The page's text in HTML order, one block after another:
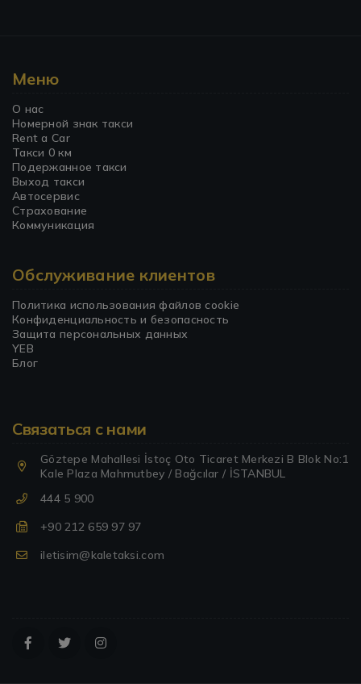
Меню
О нас
Номерной знак такси
Rent a Car
Такси 0 км
Подержанное такси
Выход такси
Автосервис
Страхование
Коммуникация
Обслуживание клиентов
Политика использования файлов cookie
Конфиденциальность и безопасность
Защита персональных данных
YEB
Блог
Связаться с нами
Göztepe Mahallesi İstoç Oto Ticaret Merkezi B Blok No:1
Kale Plaza Mahmutbey / Bağcılar / İSTANBUL
444 5 900
+90 212 659 97 97
iletisim@kaletaksi.com